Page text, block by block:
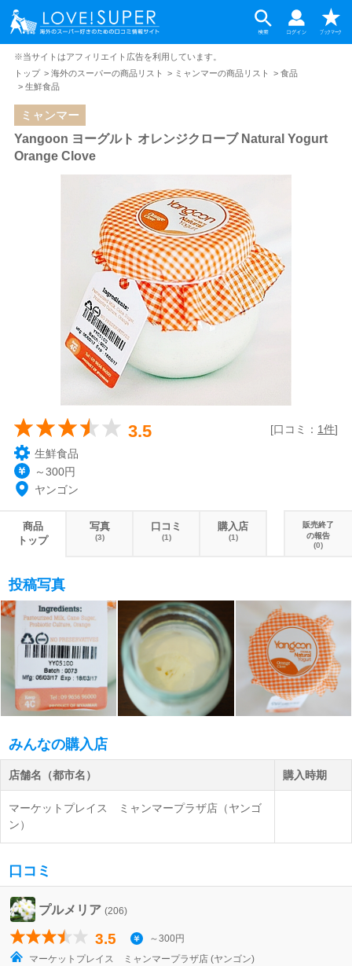
※当サイトはアフィリエイト広告を利用しています。
トップ
海外のスーパーの商品リスト ミャンマーの商品リスト
食品
生鮮食品
ミャンマー
Yangoon ヨーグルト オレンジクローブ Natural Yogurt
Orange Clove
3.5 [口コミ： 1件]
生鮮食品
～300円
ヤンゴン
商品
トップ
写真
(3)
口コミ
(1)
購入店
(1)
販売終了
の報告
(0)
投稿写真
みんなの購入店
店舗名（都市名） 購入時期
マーケットプレイス ミャンマープラザ店 （ヤンゴ
ン）
口コミ
プルメリア (206)
3.5
～300円
マーケットプレイス ミャンマープラザ店 (ヤンゴン)